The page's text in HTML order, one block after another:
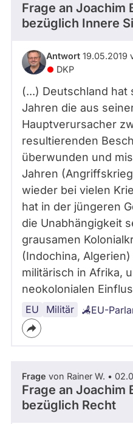
Frage an Joachim
bezüglich Innere
Antwort 19.05.2019
DKP
(...) Deutschland
Jahren die aus
Hauptverursacher
resultierenden
überwunden und
Jahren
wieder bei vielen
hat in der jüngeren
die Unabhängigkeit
grausamen
(Indochina,
militärisch in Afrika,
neokolonialen
EU Militär EU-
Frage von Rainer W. •
Frage an Joachim
bezüglich Recht